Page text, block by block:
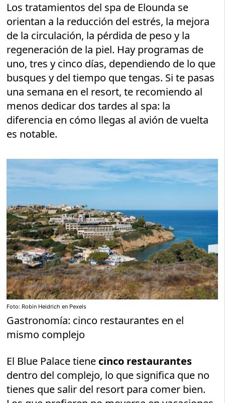
Los tratamientos del spa de Elounda se
orientan a la reducción del estrés, la mejora
de la circulación, la pérdida de peso y la
regeneración de la piel. Hay programas de
uno, tres y cinco días, dependiendo de lo que
busques y del tiempo que tengas. Si te pasas
una semana en el resort, te recomiendo al
menos dedicar dos tardes al spa: la
diferencia en cómo llegas al avión de vuelta
es notable.
Foto: Robin Heidrich en Pexels
Gastronomía: cinco restaurantes en el
mismo complejo
El Blue Palace tiene cinco restaurantes
dentro del complejo, lo que significa que no
tienes que salir del resort para comer bien.